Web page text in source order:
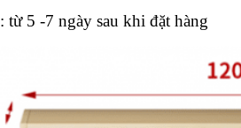
: từ 5 -7 ngày sau khi đặt hàng